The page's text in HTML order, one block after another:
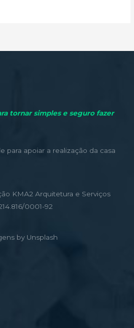
tornar simples e seguro fazer
para apoiar a realização da casa
KMA2 Arquitetura e Serviços
0001-92
by Unsplash